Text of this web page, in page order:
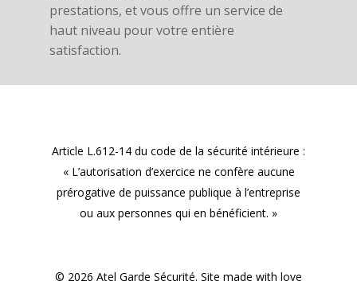
prestations, et vous offre un service de
haut niveau pour votre entière
satisfaction.
Article L.612-14 du code de la sécurité intérieure :
« L’autorisation d’exercice ne confère aucune
prérogative de puissance publique à l’entreprise
ou aux personnes qui en bénéficient. »
© 2026 Atel Garde Sécurité. Site made with love